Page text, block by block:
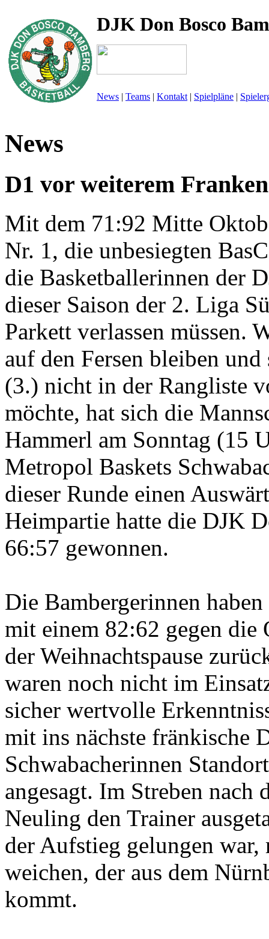
DJK Don Bosco
News | Teams | Kontakt | Spielpläne |
News
D1 vor weiterem
Mit dem 71:92 Mitte
Nr. 1, die unbesiegten
die Basketballerinnen der
dieser Saison der 2. Liga
Parkett verlassen müssen.
auf den Fersen bleiben
(3.) nicht in der Rangliste
möchte, hat sich die
Hammerl am Sonntag (15
Metropol Baskets
dieser Runde einen
Heimpartie hatte die DJK
66:57 gewonnen.
Die Bambergerinnen
mit einem 82:62 gegen die
der Weihnachtspause
waren noch nicht im
sicher wertvolle
mit ins nächste fränkische
Schwabacherinnen
angesagt. Im Streben nach
Neuling den Trainer
der Aufstieg gelungen
weichen, der aus dem
kommt.